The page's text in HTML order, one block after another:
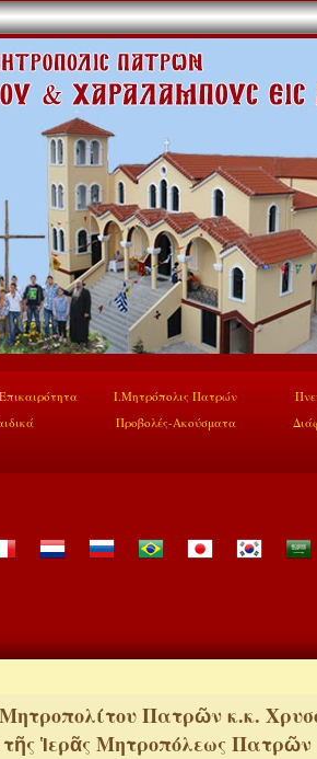
Ι.Μητρόπολις Πατρών
Προβολές-Ακούσματα
Πατρῶν κ.κ.
Ἱερᾶς Μητροπόλεως Πατρῶν